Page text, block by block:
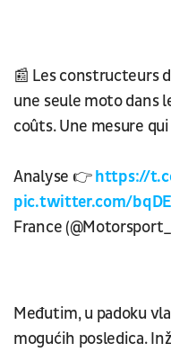
📰 Les constructeurs
une seule moto dans
coûts. Une mesure
Analyse 👉https://
pic.twitter.com/
France
Međutim, u padoku
mogućih posledica.